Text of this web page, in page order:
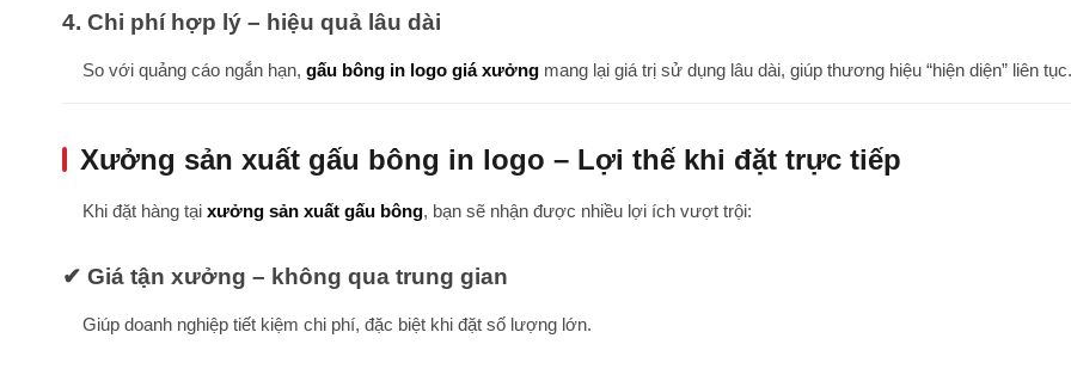
4. Chi phí hợp lý – hiệu quả lâu dài
So với quảng cáo ngắn hạn, gấu bông in logo giá xưởng mang lại giá trị sử dụng lâu dài, giúp thương hiệu “hiện diện” liên tục.
Xưởng sản xuất gấu bông in logo – Lợi thế khi đặt trực tiếp
Khi đặt hàng tại xưởng sản xuất gấu bông, bạn sẽ nhận được nhiều lợi ích vượt trội:
✔ Giá tận xưởng – không qua trung gian
Giúp doanh nghiệp tiết kiệm chi phí, đặc biệt khi đặt số lượng lớn.